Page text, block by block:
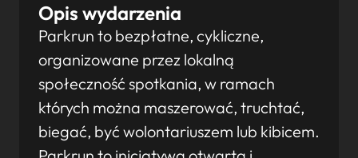
Opis wydarzenia
Parkrun to bezpłatne, cykliczne,
organizowane przez lokalną
społeczność spotkania, w ramach
których można maszerować, truchtać,
biegać, być wolontariuszem lub kibicem.